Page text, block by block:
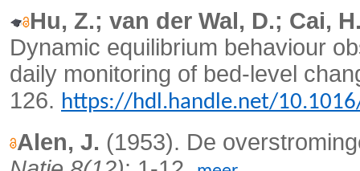
Hu, Z.; van der Wal, D.; Cai,
Dynamic equilibrium behaviour
daily monitoring of bed-level
126. https://hdl.handle.net/
Alen, J. (1953). De